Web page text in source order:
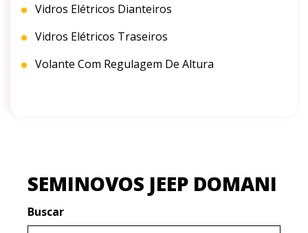
Vidros Elétricos Dianteiros
Vidros Elétricos Traseiros
Volante Com Regulagem De Altura
SEMINOVOS JEEP DOMANI
Buscar